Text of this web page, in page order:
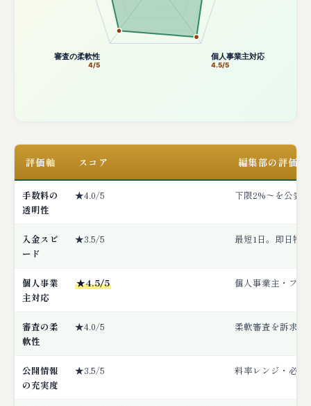
個人事業主対応
4.5/5
審査の柔軟性
4/5
評価軸 スコア 編集部の評価コ
手数料の
透明性
★4.0/5 下限2%〜を公表
入金スピ
ード
★3.5/5 最短1日。即日特
個人事業
主対応
★4.5/5 個人事業主・フリ
審査の柔
軟性
★4.0/5 柔軟審査を訴求。
公開情報
の充実度
★3.5/5 料率レンジ・必要